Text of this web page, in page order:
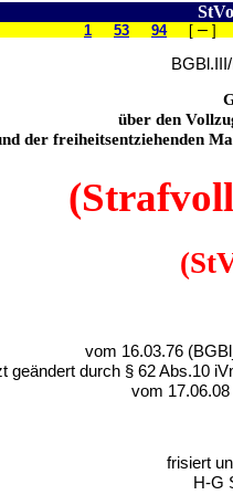
1 53 94[ – ]
über den
der freiheitsentziehenden
vom 16.03.76
geändert durch § 62 Abs.10
vom
frisiert
H-G